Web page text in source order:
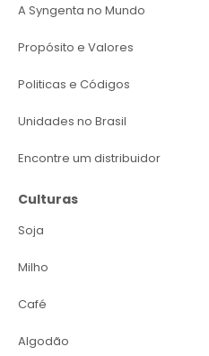
A Syngenta no Mundo
Propósito e Valores
Politicas e Códigos
Unidades no Brasil
Encontre um distribuidor
Culturas
Soja
Milho
Café
Algodão